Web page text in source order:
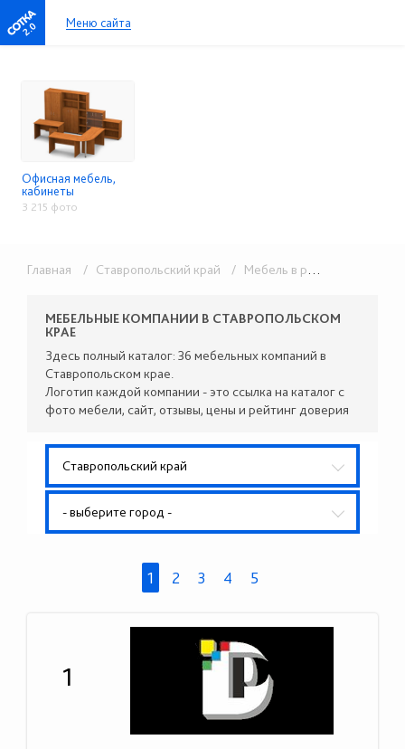
2.0 Меню сайта
Офисная мебель,
кабинеты
3 215 фото
Главная / Ставропольский край / Мебель в розницу
МЕБЕЛЬНЫЕ КОМПАНИИ В СТАВРОПОЛЬСКОМ
КРАЕ
Здесь полный каталог: 36 мебельных компаний в
Ставропольском крае.
Логотип каждой компании - это ссылка на каталог с
фото мебели, сайт, отзывы, цены и рейтинг доверия
Ставропольский край
- выберите город -
1 2 3 4 5
1